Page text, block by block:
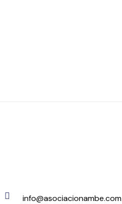
info@asociacionambe.com